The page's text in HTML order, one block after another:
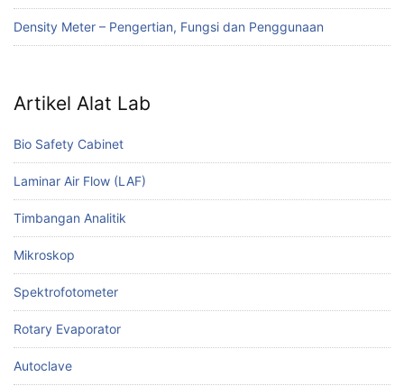
Density Meter – Pengertian, Fungsi dan Penggunaan
Artikel Alat Lab
Bio Safety Cabinet
Laminar Air Flow (LAF)
Timbangan Analitik
Mikroskop
Spektrofotometer
Rotary Evaporator
Autoclave